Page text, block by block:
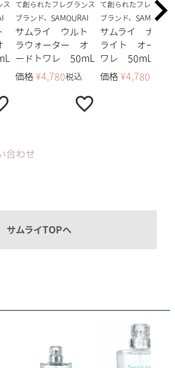
ス
て創られたフレグランス
ブランド、SAMOURAI
サムライ ウルト
ラウォーター オ
ードトワレ 50mL
価格 ¥4,780税込
て創られたフレグラン
ブランド、SAMOURAI
サムライ ナイト
ライト オードト
ワレ 50mL
価格 ¥4,780税込
合わせ
サムライTOPへ